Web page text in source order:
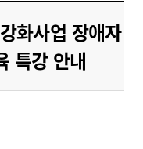
화사업 장애자
특강 안내